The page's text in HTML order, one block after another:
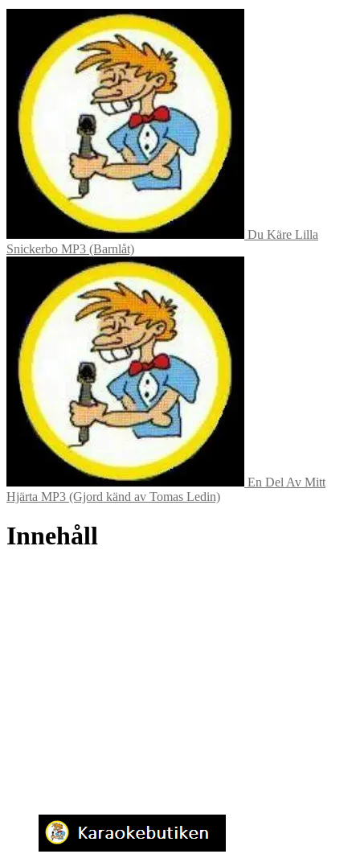
Du Käre Lilla
Snickerbo MP3 (Barnlåt)
En Del Av Mitt
Hjärta MP3 (Gjord känd av Tomas Ledin)
Innehåll